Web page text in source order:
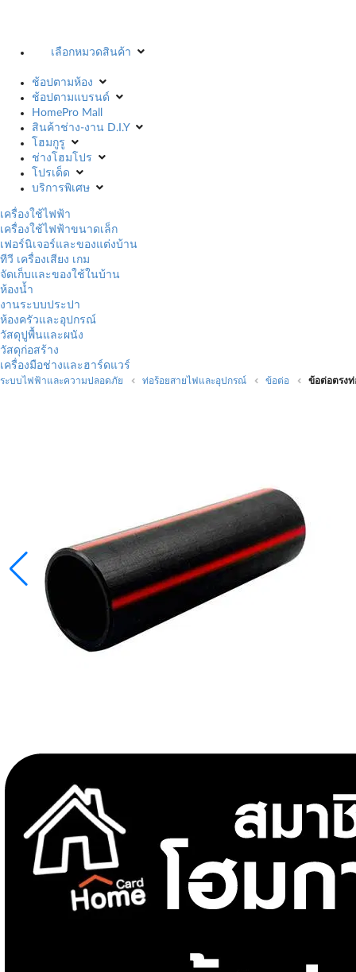
เลือกหมวดสินค้า
ช้อปตามห้อง
ช้อปตามแบรนด์
HomePro Mall
สินค้าช่าง-งาน D.I.Y
โฮมกูรู
ช่างโฮมโปร
โปรเด็ด
บริการพิเศษ
เครื่องใช้ไฟฟ้า
เครื่องใช้ไฟฟ้าขนาดเล็ก
เฟอร์นิเจอร์และของแต่งบ้าน
ทีวี เครื่องเสียง เกม
จัดเก็บและของใช้ในบ้าน
ห้องน้ำ
งานระบบประปา
ห้องครัวและอุปกรณ์
วัสดุปูพื้นและผนัง
วัสดุก่อสร้าง
เครื่องมือช่างและฮาร์ดแวร์
ระบบไฟฟ้าและความปลอดภัย ท่อร้อยสายไฟและอุปกรณ์ ข้อต่อ ข้อต่อตรงท่